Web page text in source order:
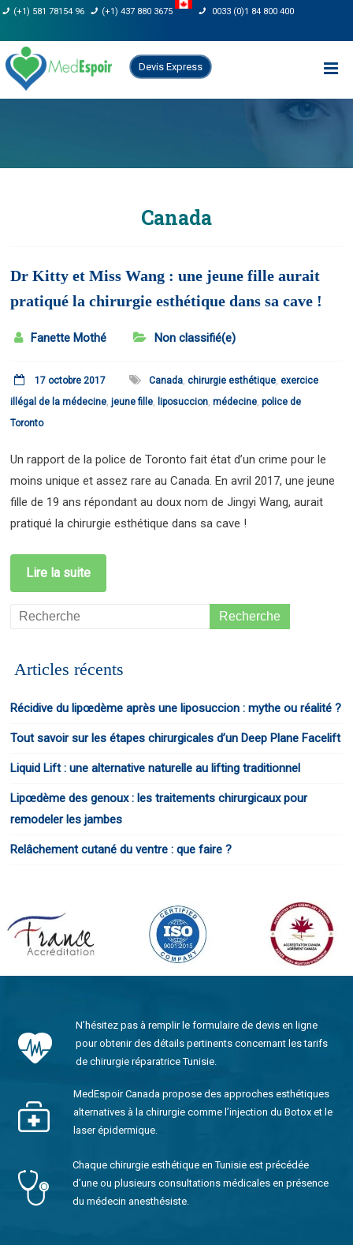
Skip
content
(+1) 581 78154 96 (+1) 437 880 3675 0033 (0)1 84 800 400
Devis Express
Canada
Dr Kitty et Miss Wang : une jeune fille aurait
pratiqué la chirurgie esthétique dans sa cave !
Fanette Mothé Non classifié(e)
17 octobre 2017 Canada,chirurgie esthétique,exercice
illégal de la médecine, jeune fille, liposuccion,médecine,police de
Toronto
Un rapport de la police de Toronto fait état d’un crime pour le
moins unique et assez rare au Canada. En avril 2017, une jeune
fille de 19 ans répondant au doux nom de Jingyi Wang, aurait
pratiqué la chirurgie esthétique dans sa cave !
Lire la suite
Articles récents
Récidive du lipœdème après une liposuccion : mythe ou réalité ?
Tout savoir sur les étapes chirurgicales d’un Deep Plane Facelift
Liquid Lift : une alternative naturelle au lifting traditionnel
Lipœdème des genoux : les traitements chirurgicaux pour
remodeler les jambes
Relâchement cutané du ventre : que faire ?
N’hésitez pas à remplir le formulaire de devis en ligne
pour obtenir des détails pertinents concernant les tarifs
de chirurgie réparatrice Tunisie.
MedEspoir Canada propose des approches esthétiques
alternatives à la chirurgie comme l’injection du Botox et le
laser épidermique.
Chaque chirurgie esthétique en Tunisie est précédée
d’une ou plusieurs consultations médicales en présence
du médecin anesthésiste.